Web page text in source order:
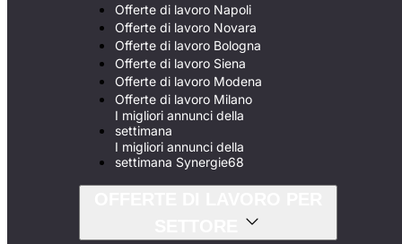
Offerte di lavoro Napoli
Offerte di lavoro Novara
Offerte di lavoro Bologna
Offerte di lavoro Siena
Offerte di lavoro Modena
Offerte di lavoro Milano
I migliori annunci della
settimana
I migliori annunci della
settimana Synergie68